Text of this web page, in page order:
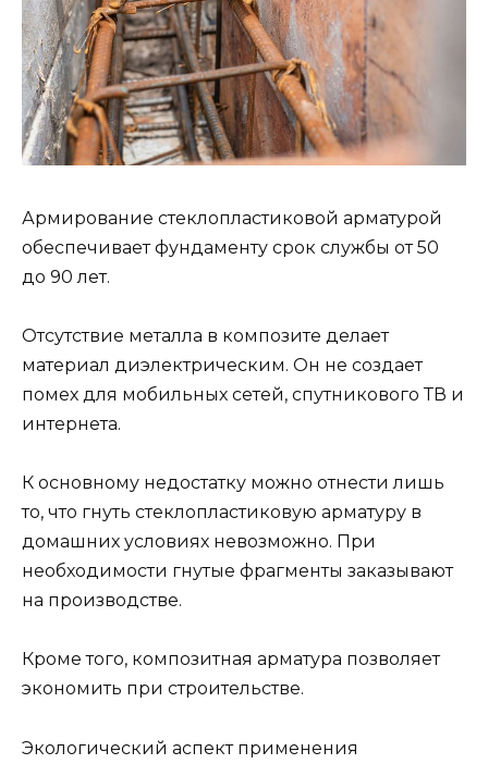
Армирование стеклопластиковой арматурой
обеспечивает фундаменту срок службы от 50
до 90 лет.
Отсутствие металла в композите делает
материал диэлектрическим. Он не создает
помех для мобильных сетей, спутникового ТВ и
интернета.
К основному недостатку можно отнести лишь
то, что гнуть стеклопластиковую арматуру в
домашних условиях невозможно. При
необходимости гнутые фрагменты заказывают
на производстве.
Кроме того, композитная арматура позволяет
экономить при строительстве.
Экологический аспект применения